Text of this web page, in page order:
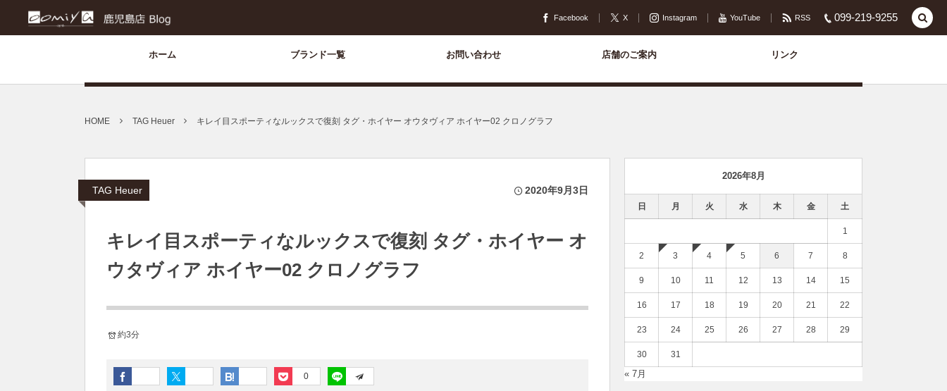
099-219-9255
Facebook X Instagram YouTube RSS
ホーム ブランド一覧 お問い合わせ 店舗のご案内 リンク
HOME TAG Heuer キレイ目スポーティなルックスで復刻 タグ・ホイヤー オウタヴィア ホイヤー02 クロノグラフ
TAG Heuer 2020年9月3日
キレイ目スポーティなルックスで復刻 タグ・ホイヤー オ
ウタヴィア ホイヤー02 クロノグラフ
約3分
0
2026年8月
日 月 火 水 木 金 土
1
2 3 4 5 6 7 8
9 10 11 12 13 14 15
16 17 18 19 20 21 22
23 24 25 26 27 28 29
30 31
« 7月